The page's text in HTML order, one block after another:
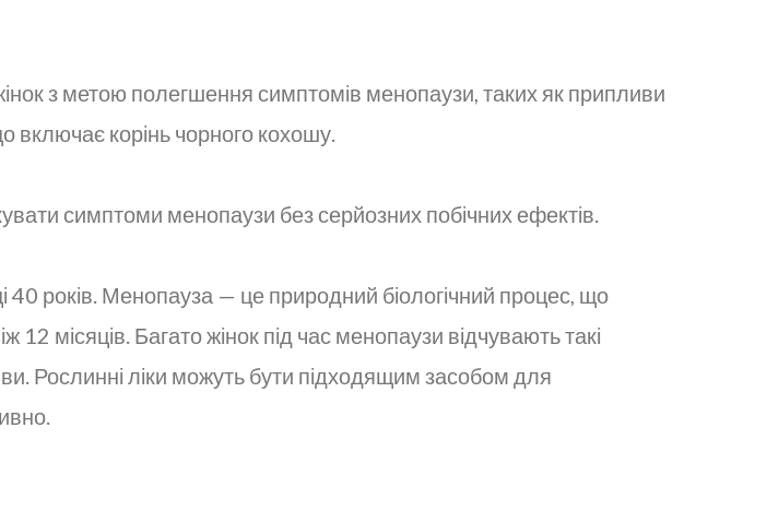
з метою полегшення симптомів менопаузи, таких як припливи
включає корінь чорного кохошу.
симптоми менопаузи без серйозних побічних ефектів.
40 років. Менопауза — це природний біологічний процес, що
12 місяців. Багато жінок під час менопаузи відчувають такі
Рослинні ліки можуть бути підходящим засобом для